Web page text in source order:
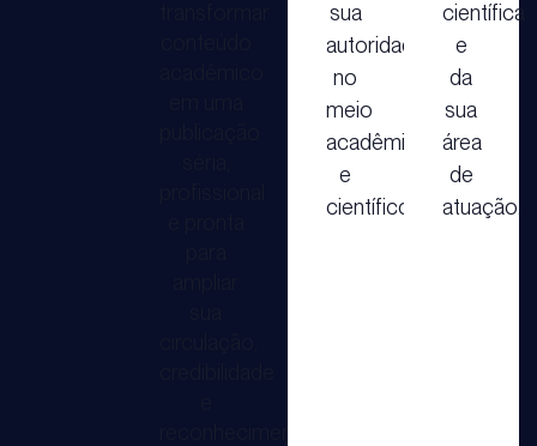
sua
autoridade
no
meio
acadêmico
e
científico.
científica
e
da
sua
área
de
atuação.